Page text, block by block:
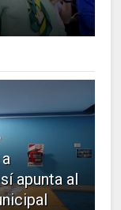
apunta al